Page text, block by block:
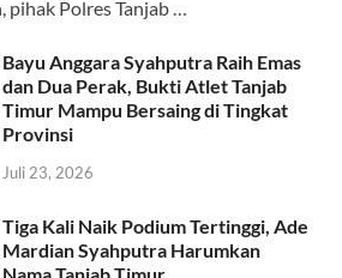
pihak Polres Tanjab …
Bayu Anggara Syahputra Raih Emas
dan Dua Perak, Bukti Atlet Tanjab
Timur Mampu Bersaing di Tingkat
Provinsi
Juli 23, 2026
Tiga Kali Naik Podium Tertinggi, Ade
Mardian Syahputra Harumkan
Nama Tanjab Timur